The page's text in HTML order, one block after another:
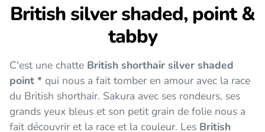
British silver shaded, point &
tabby
C'est une chatte British shorthair silver shaded
point * qui nous a fait tomber en amour avec la race
du British shorthair. Sakura avec ses rondeurs, ses
grands yeux bleus et son petit grain de folie nous a
fait découvrir et la race et la couleur. Les British